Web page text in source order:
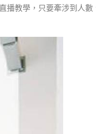
播教學，只要牽涉到人